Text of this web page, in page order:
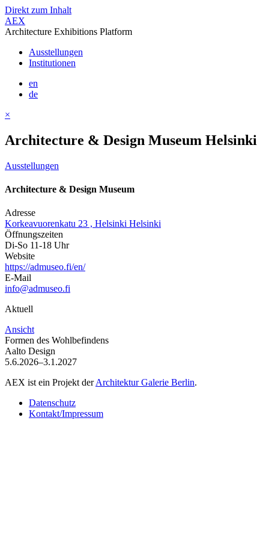
Direkt zum Inhalt
AEX
Architecture Exhibitions Platform
Ausstellungen
Institutionen
en
de
×
Architecture & Design Museum Helsinki
Ausstellungen
Architecture & Design Museum
Adresse
Korkeavuorenkatu 23 , Helsinki Helsinki
Öffnungszeiten
Di-So 11-18 Uhr
Website
https://admuseo.fi/en/
E-Mail
info@admuseo.fi
Aktuell
Ansicht
Formen des Wohlbefindens
Aalto Design
5.6.2026–3.1.2027
AEX ist ein Projekt derArchitektur Galerie Berlin.
Datenschutz
Kontakt/Impressum